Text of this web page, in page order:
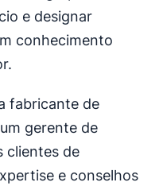
e designar
conhecimento
fabricante de
gerente de
clientes de
e conselhos